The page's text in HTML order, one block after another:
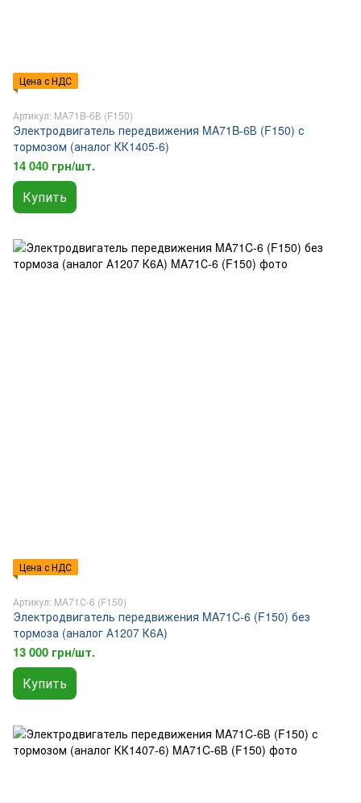
Цена с НДС
Артикул: MA71B-6В (F150)
Электродвигатель передвижения MA71B-6В (F150) с
тормозом (аналог КК1405-6)
14 040 грн/шт.
Купить
Цена с НДС
Артикул: MA71С-6 (F150)
Электродвигатель передвижения MA71C-6 (F150) без
тормоза (аналог А1207 К6А)
13 000 грн/шт.
Купить